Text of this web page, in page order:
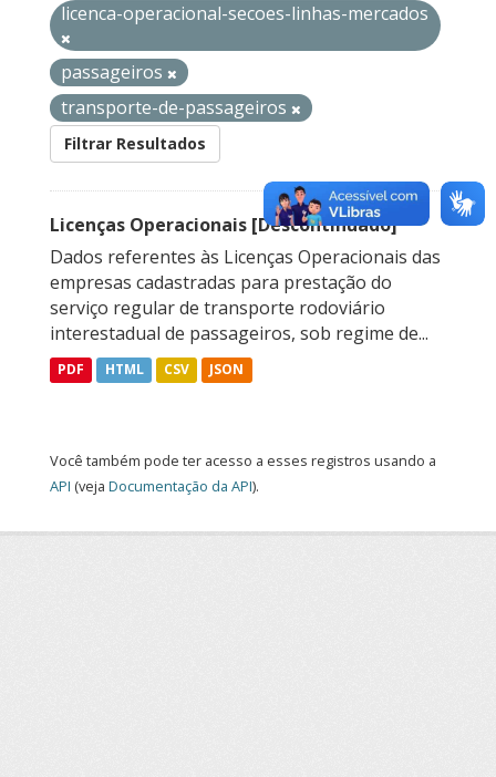
licenca-operacional-secoes-linhas-mercados
passageiros
transporte-de-passageiros
Filtrar Resultados
Licenças Operacionais [Descontinuado]
Dados referentes às Licenças Operacionais das
empresas cadastradas para prestação do
serviço regular de transporte rodoviário
interestadual de passageiros, sob regime de...
PDF HTML CSV JSON
Você também pode ter acesso a esses registros usando a
API (veja Documentação da API).